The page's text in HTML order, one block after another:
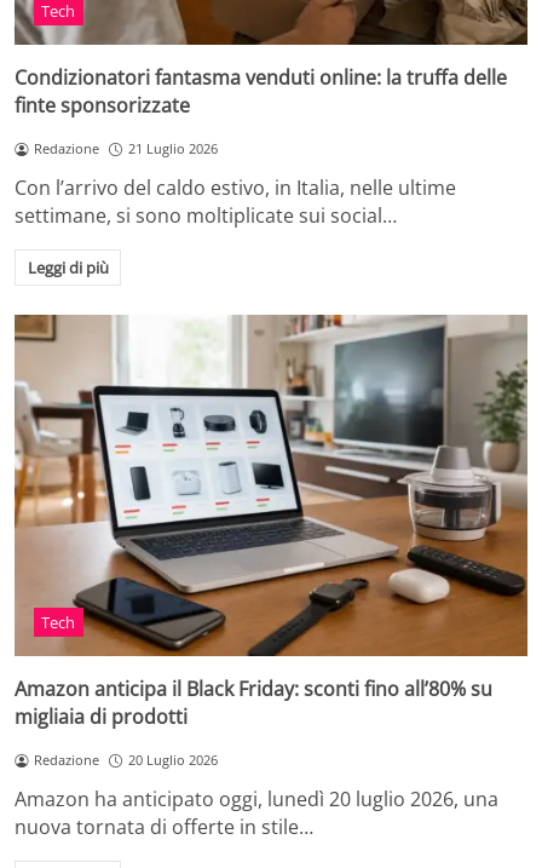
Tech
Condizionatori fantasma venduti online: la truffa delle
finte sponsorizzate
Redazione 21 Luglio 2026
Con l’arrivo del caldo estivo, in Italia, nelle ultime
settimane, si sono moltiplicate sui social…
Leggi di più
Tech
Amazon anticipa il Black Friday: sconti fino all’80% su
migliaia di prodotti
Redazione 20 Luglio 2026
Amazon ha anticipato oggi, lunedì 20 luglio 2026, una
nuova tornata di offerte in stile…